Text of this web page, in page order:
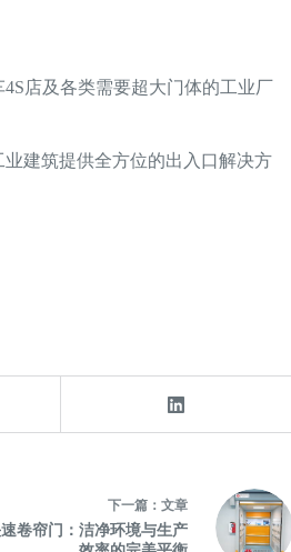
店及各类需要超大门体的工业厂
建筑提供全方位的出入口解决方
下一篇： 文章
卷帘门：洁净环境与生产